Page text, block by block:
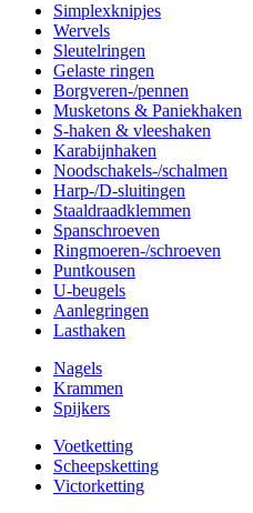
Simplexknipjes
Wervels
Sleutelringen
Gelaste ringen
Borgveren-/pennen
Musketons & Paniekhaken
S-haken & vleeshaken
Karabijnhaken
Noodschakels-/schalmen
Harp-/D-sluitingen
Staaldraadklemmen
Spanschroeven
Ringmoeren-/schroeven
Puntkousen
U-beugels
Aanlegringen
Lasthaken
Nagels
Krammen
Spijkers
Voetketting
Scheepsketting
Victorketting